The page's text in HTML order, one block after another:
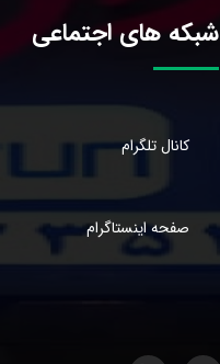
شبکه های اجتماعی
کانال تلگرام
صفحه اینستاگرام